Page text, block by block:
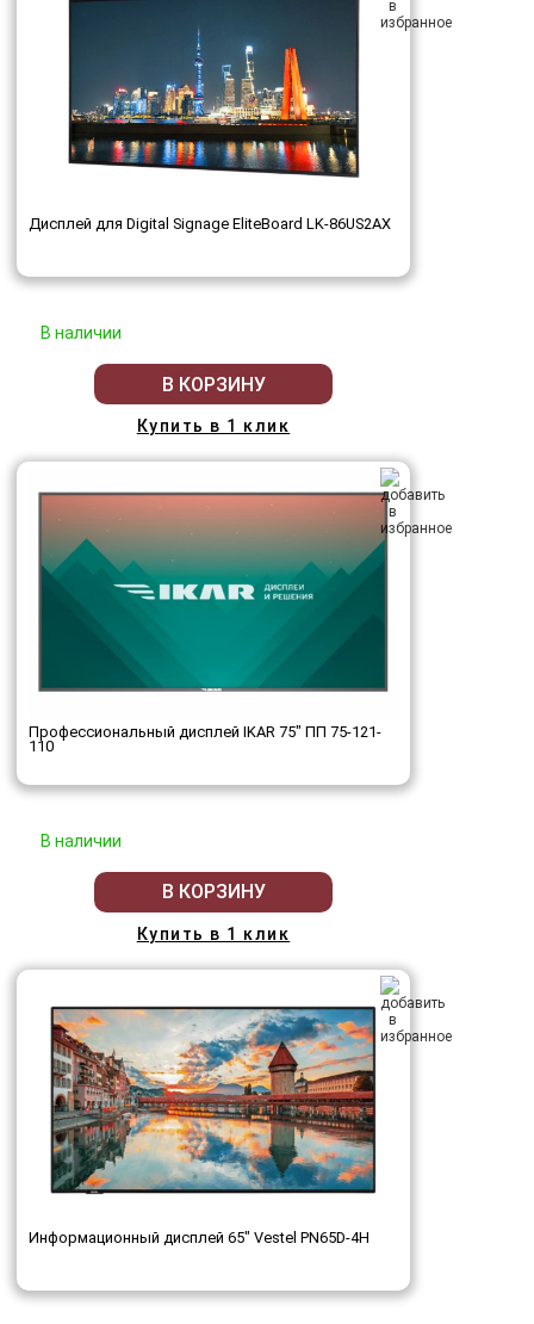
Дисплей для Digital Signage EliteBoard LK-86US2AX
В наличии
В КОРЗИНУ
Купить в 1 клик
Профессиональный дисплей IKAR 75" ПП 75-121-
110
В наличии
В КОРЗИНУ
Купить в 1 клик
Информационный дисплей 65" Vestel PN65D-4H